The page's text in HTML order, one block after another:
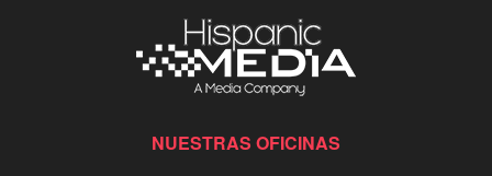
NUESTRAS OFICINAS